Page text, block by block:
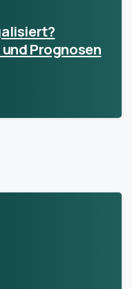
Prognosen